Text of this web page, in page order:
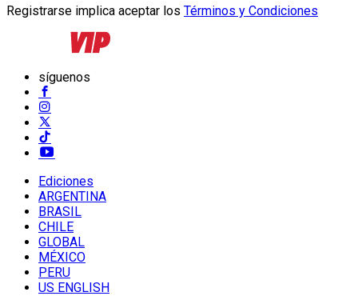
Registrarse implica aceptar los Términos y Condiciones
síguenos
Ediciones
ARGENTINA
BRASIL
CHILE
GLOBAL
MÉXICO
PERU
US ENGLISH